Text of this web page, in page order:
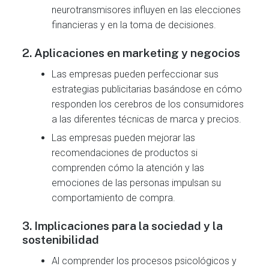
neurotransmisores influyen en las elecciones
financieras y en la toma de decisiones.
2. Aplicaciones en marketing y negocios
Las empresas pueden perfeccionar sus
estrategias publicitarias basándose en cómo
responden los cerebros de los consumidores
a las diferentes técnicas de marca y precios.
Las empresas pueden mejorar las
recomendaciones de productos si
comprenden cómo la atención y las
emociones de las personas impulsan su
comportamiento de compra.
3. Implicaciones para la sociedad y la
sostenibilidad
Al comprender los procesos psicológicos y